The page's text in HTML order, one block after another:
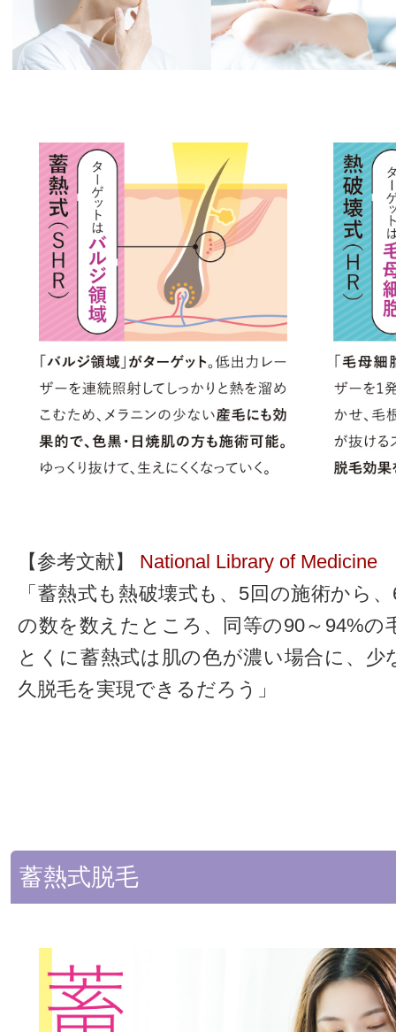
【参考文献】 National Library of Medicine
「蓄熱式も熱破壊式も、5回の施術から
の数を数えたところ、同等の90～94%の
とくに蓄熱式は肌の色が濃い場合に、少
久脱毛を実現できるだろう」
蓄熱式脱毛